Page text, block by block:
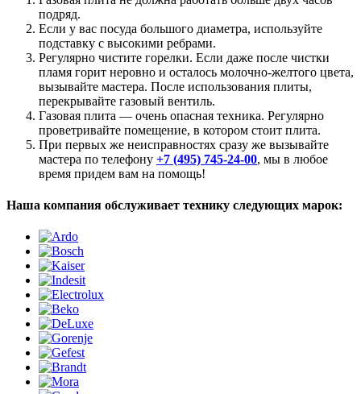
подряд.
Если у вас посуда большого диаметра, используйте
подставку с высокими ребрами.
Регулярно чистите горелки. Если даже после чистки
пламя горит неровно и осталось молочно-желтого цвета,
вызывайте мастера. После использования плиты,
перекрывайте газовый вентиль.
Газовая плита — очень опасная техника. Регулярно
проветривайте помещение, в котором стоит плита.
При первых же неисправностях сразу же вызывайте
мастера по телефону +7 (495) 745-24-00, мы в любое
время придем вам на помощь!
Наша компания обслуживает технику следующих марок: